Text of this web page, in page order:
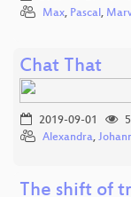
Max, Pascal ,
Chat That
2019-09-01
Alexandra,
The shift of